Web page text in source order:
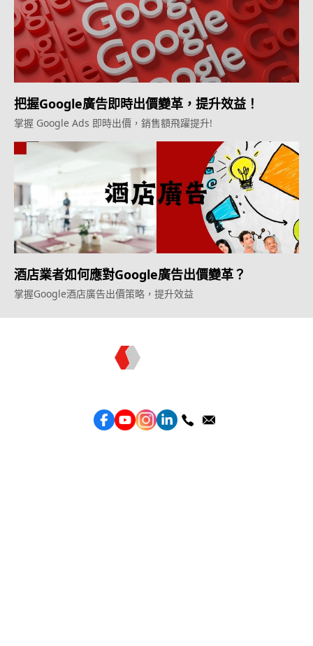
把握Google廣告即時出價變革，提升效益！
掌握 Google Ads 即時出價，銷售額飛躍提升!
酒店業者如何應對Google廣告出價變革？
掌握Google酒店廣告出價策略，提升效益